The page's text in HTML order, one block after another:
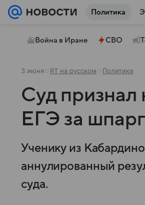
Политика
Война в Иране СВО
3 июня RT на русском Политика
Суд признал
ЕГЭ за
Ученику из
аннулированный
суда.